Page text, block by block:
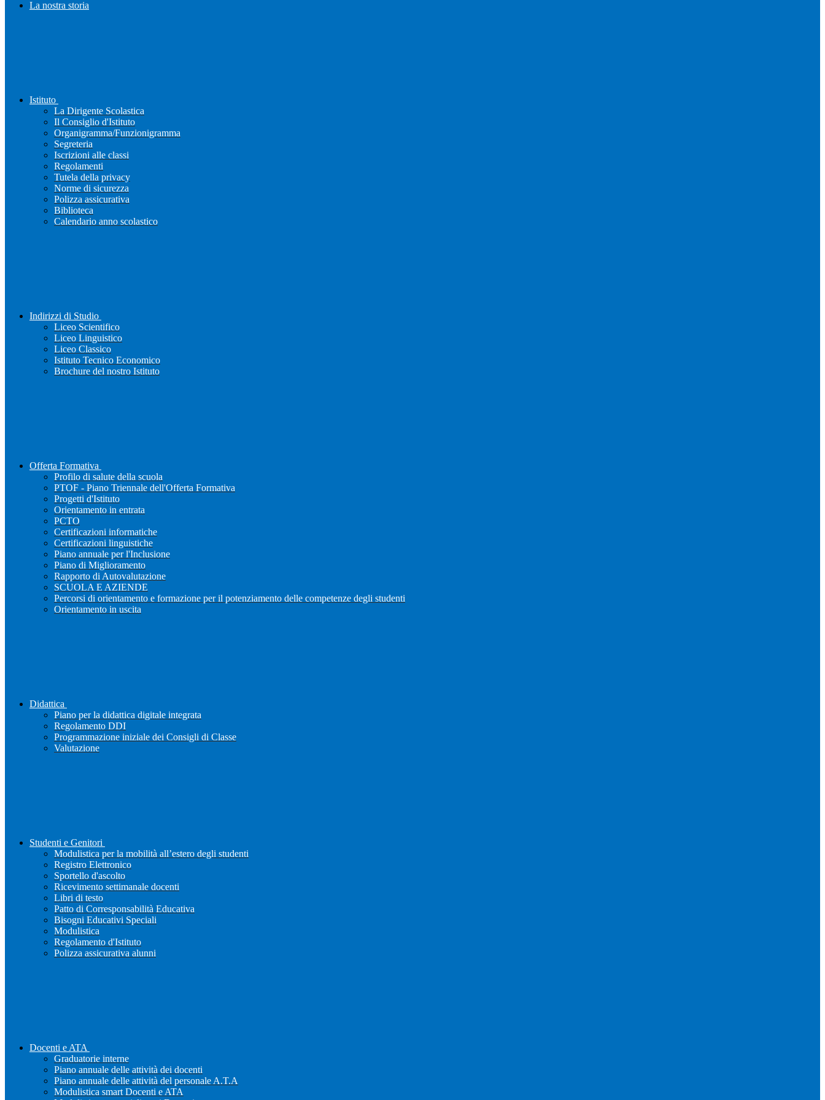
La nostra storia
Istituto
La Dirigente Scolastica
Il Consiglio d'Istituto
Organigramma/Funzionigramma
Segreteria
Iscrizioni alle classi
Regolamenti
Tutela della privacy
Norme di sicurezza
Polizza assicurativa
Biblioteca
Calendario anno scolastico
Indirizzi di Studio
Liceo Scientifico
Liceo Linguistico
Liceo Classico
Istituto Tecnico Economico
Brochure del nostro Istituto
Offerta Formativa
Profilo di salute della scuola
PTOF - Piano Triennale dell'Offerta Formativa
Progetti d'Istituto
Orientamento in entrata
PCTO
Certificazioni informatiche
Certificazioni linguistiche
Piano annuale per l'Inclusione
Piano di Miglioramento
Rapporto di Autovalutazione
SCUOLA E AZIENDE
Percorsi di orientamento e formazione per il potenziamento delle competenze degli studenti
Orientamento in uscita
Didattica
Piano per la didattica digitale integrata
Regolamento DDI
Programmazione iniziale dei Consigli di Classe
Valutazione
Studenti e Genitori
Modulistica per la mobilità all’estero degli studenti
Registro Elettronico
Sportello d'ascolto
Ricevimento settimanale docenti
Libri di testo
Patto di Corresponsabilità Educativa
Bisogni Educativi Speciali
Modulistica
Regolamento d'Istituto
Polizza assicurativa alunni
Docenti e ATA
Graduatorie interne
Piano annuale delle attività dei docenti
Piano annuale delle attività del personale A.T.A
Modulistica smart Docenti e ATA